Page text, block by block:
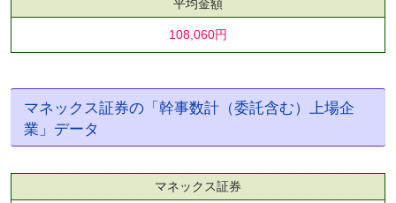
平均金額
108,060円
マネックス証券の「幹事数計（委託含む）上場企
業」データ
マネックス証券